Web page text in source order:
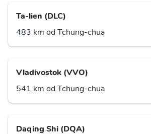
Ta-lien (DLC)
483 km od Tchung-chua
Vladivostok (VVO)
541 km od Tchung-chua
Daqing Shi (DQA)